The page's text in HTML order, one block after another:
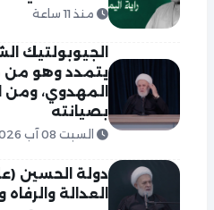
منذ 11 ساعة
الجيوبولتيك
يتمدد وهو من
المهدوي، ومن
بصيانته
السبت 08 آب 2026
دولة الحسين
العدالة